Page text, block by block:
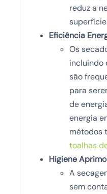
reduz a
Eficiência
Os
incluindo
são
para
de
energia
métodos
toalhas
Higiene
A
sem